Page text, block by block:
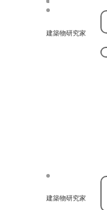
建築物研究家
建築物研究家